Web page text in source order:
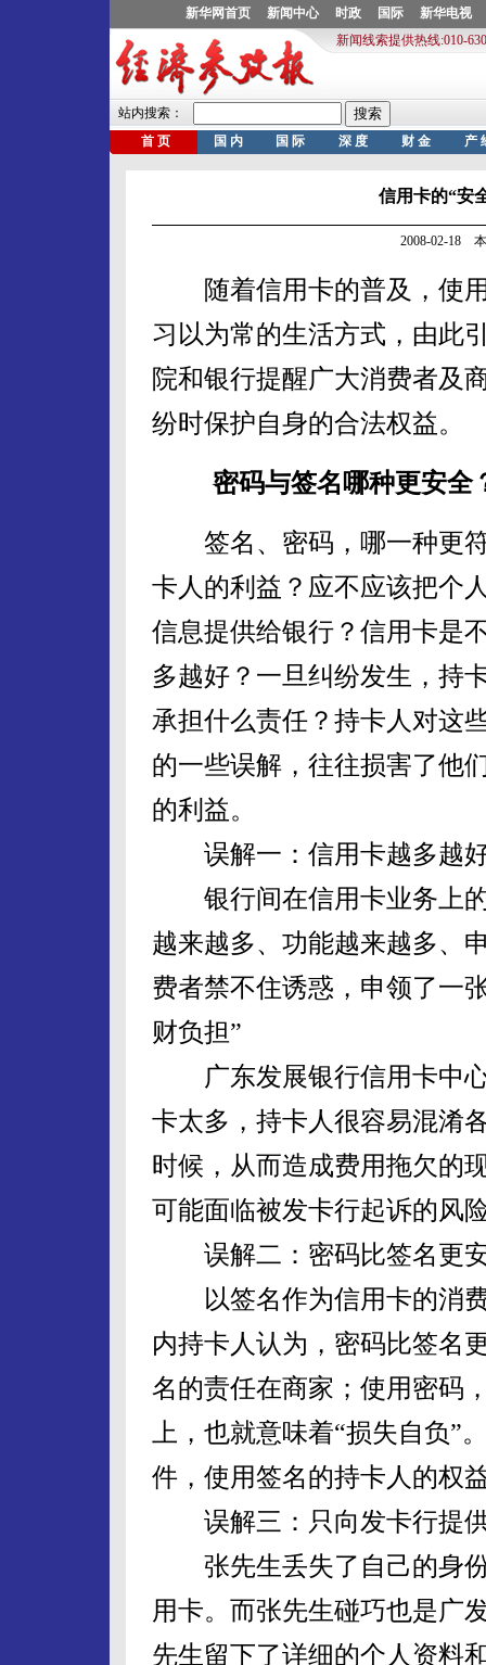
信用卡的“安
2008-02-18
随着信用卡的普及，使用
习以为常的生活方式，由此
院和银行提醒广大消费者及
纷时保护自身的合法权益。
密码与签名哪种更安全
签名、密码，哪一种更
卡人的利益？应不应该把个
信息提供给银行？信用卡是
多越好？一旦纠纷发生，持
承担什么责任？持卡人对这
的一些误解，往往损害了他
的利益。
误解一：信用卡越多越
银行间在信用卡业务上的
越来越多、功能越来越多、
费者禁不住诱惑，申领了一
财负担”
广东发展银行信用卡中心
卡太多，持卡人很容易混淆
时候，从而造成费用拖欠的
可能面临被发卡行起诉的风
误解二：密码比签名更
以签名作为信用卡的消费
内持卡人认为，密码比签名
名的责任在商家；使用密码
上，也就意味着“损失自负”
件，使用签名的持卡人的权
误解三：只向发卡行提供
张先生丢失了自己的身份
用卡。而张先生碰巧也是广
先生留下了详细的个人资料